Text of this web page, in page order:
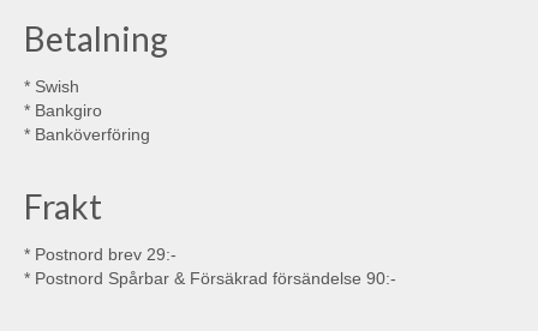
Betalning
* Swish
* Bankgiro
* Banköverföring
Frakt
* Postnord brev 29:-
* Postnord Spårbar & Försäkrad försändelse 90:-